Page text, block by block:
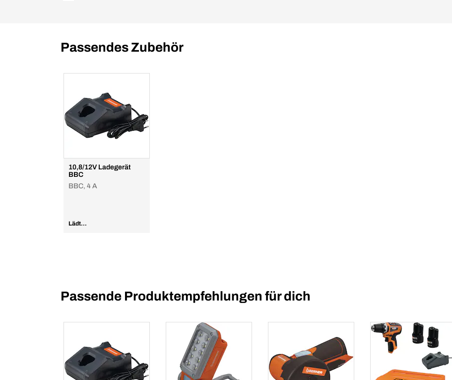
Passendes Zubehör
10,8/12V Ladegerät
BBC
BBC, 4 A
Lädt...
Passende Produktempfehlungen für dich